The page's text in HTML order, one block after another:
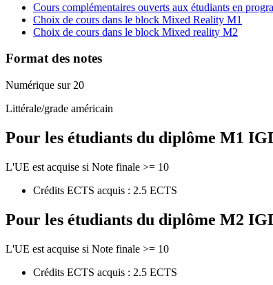
Cours complémentaires ouverts aux étudiants en
Choix de cours dans le block Mixed Reality M1
Choix de cours dans le block Mixed reality M2
Format des notes
Numérique sur 20
Littérale/grade américain
Pour les étudiants du diplôme M1
L'UE est acquise si Note finale >= 10
Crédits ECTS acquis : 2.5 ECTS
Pour les étudiants du diplôme M2
L'UE est acquise si Note finale >= 10
Crédits ECTS acquis : 2.5 ECTS